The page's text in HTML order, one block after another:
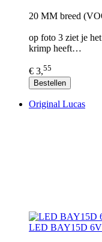
20 MM breed
op foto 3 ziet je
krimp heeft…
€ 3,55
Bestellen
Original Lucas
LED BAY15D 6V